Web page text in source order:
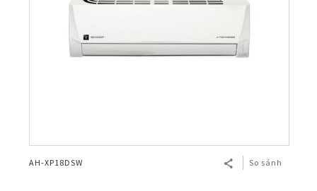
AH-XP18DSW So sánh